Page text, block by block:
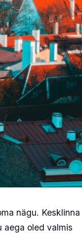
nägu. Kesklinna
aega oled valmis